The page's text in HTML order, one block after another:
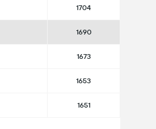
1704
1690
1673
1653
1651